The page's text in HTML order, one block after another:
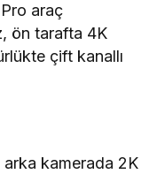
araç
ön tarafta 4K
çift kanallı
kamerada 2K